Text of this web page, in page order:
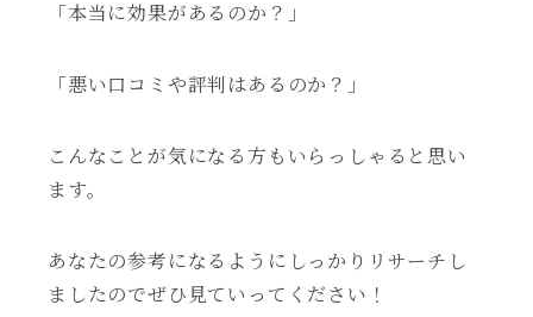
「本当に効果があるのか？」
「悪い口コミや評判はあるのか？」
こんなことが気になる方もいらっしゃると思い
ます。
あなたの参考になるようにしっかりリサーチし
ましたのでぜひ見ていってください！